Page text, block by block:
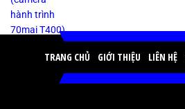
TRANG CHỦ GIỚI THIỆU LIÊN HỆ